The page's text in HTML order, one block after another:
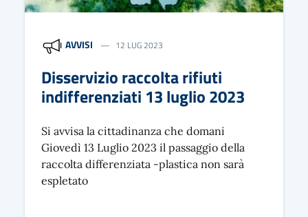
AVVISI 12 LUG 2023
Disservizio raccolta rifiuti
indifferenziati 13 luglio 2023
Si avvisa la cittadinanza che domani
Giovedì 13 Luglio 2023 il passaggio della
raccolta differenziata -plastica non sarà
espletato